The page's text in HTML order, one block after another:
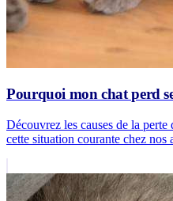
Pourquoi mon chat perd
Découvrez les causes de la
cette situation courante chez nos